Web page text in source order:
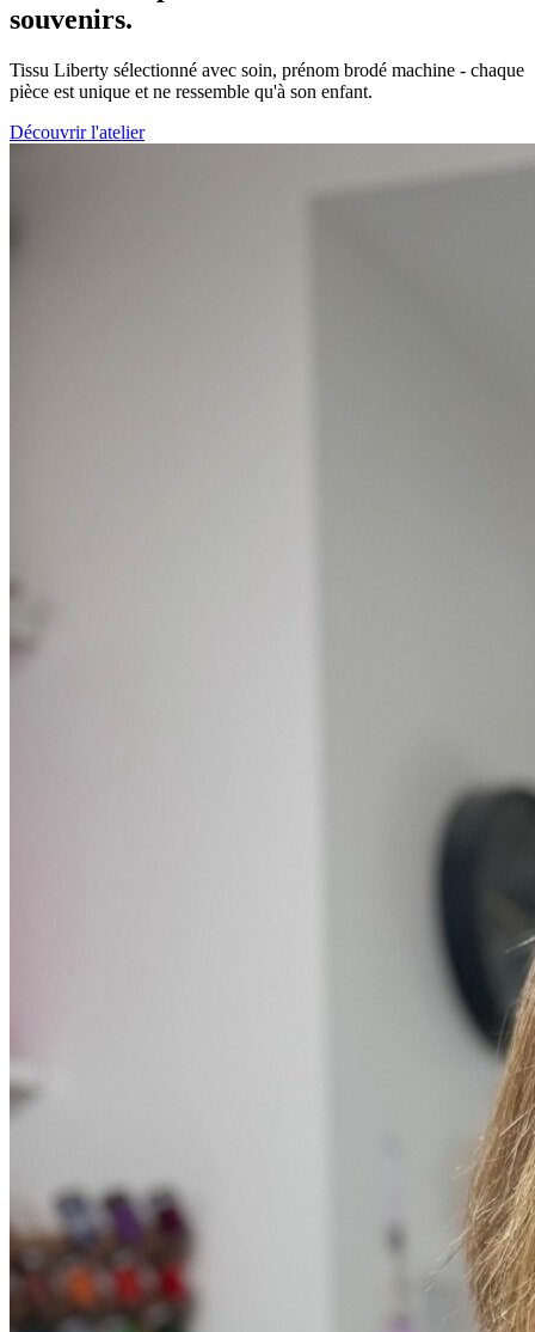
souvenirs.
Tissu Liberty sélectionné avec soin, prénom brodé machine - chaque
pièce est unique et ne ressemble qu'à son enfant.
Découvrir l'atelier